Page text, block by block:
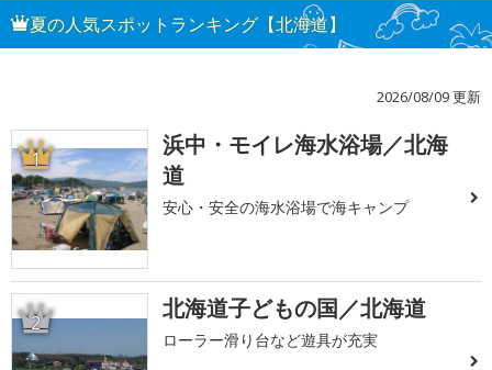
夏の人気スポットランキング【北海道】
2026/08/09 更新
1
浜中・モイレ海水浴場／北海
道
安心・安全の海水浴場で海キャンプ
2 北海道子どもの国／北海道
ローラー滑り台など遊具が充実